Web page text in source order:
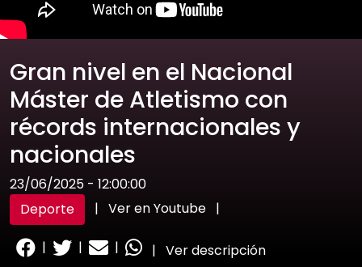
Gran nivel en el Nacional
Máster de Atletismo con
récords internacionales y
nacionales
23/06/2025 - 12:00:00
Deporte
| Ver en Youtube |
| | | | Ver descripción